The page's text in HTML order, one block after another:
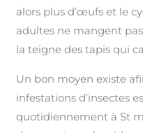
alors plus d’œufs et le
adultes ne mangent
la teigne des tapis qui
Un bon moyen existe
infestations d’insectes
quotidiennement à St